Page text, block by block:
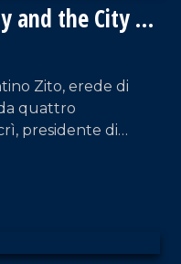
and the City di
Zito, erede di
quattro
presidente di